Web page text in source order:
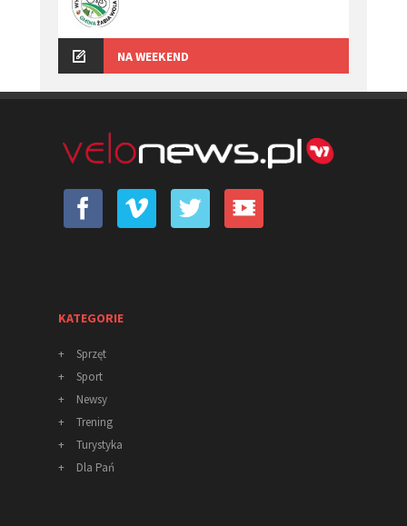
NA WEEKEND
KATEGORIE
+
Sprzęt
+
Sport
+
Newsy
+
Trening
+
Turystyka
+
Dla Pań